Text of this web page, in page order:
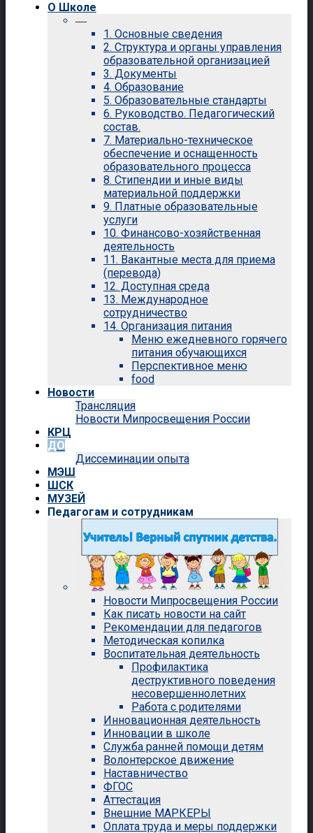
О Школе
—
1. Основные сведения
2. Структура и органы управления
образовательной организацией
3. Документы
4. Образование
5. Образовательные стандарты
6. Руководство. Педагогический
состав.
7. Материально-техническое
обеспечение и оснащенность
образовательного процесса
8. Стипендии и иные виды
материальной поддержки
9. Платные образовательные
услуги
10. Финансово-хозяйственная
деятельность
11. Вакантные места для приема
(перевода)
12. Доступная среда
13. Международное
сотрудничество
14. Организация питания
Меню ежедневного горячего
питания обучающихся
Перспективное меню
food
Новости
Трансляция
Новости Мипросвещения России
КРЦ
ДО
Диссеминации опыта
МЭШ
ШСК
МУЗЕЙ
Педагогам и сотрудникам
Новости Мипросвещения России
Как писать новости на сайт
Рекомендации для педагогов
Методическая копилка
Воспитательная деятельность
Профилактика
деструктивного поведения
несовершеннолетних
Работа с родителями
Инновационная деятельность
Инновации в школе
Служба ранней помощи детям
Волонтерское движение
Наставничество
ФГОС
Аттестация
Внешние МАРКЕРЫ
Оплата труда и меры поддержки